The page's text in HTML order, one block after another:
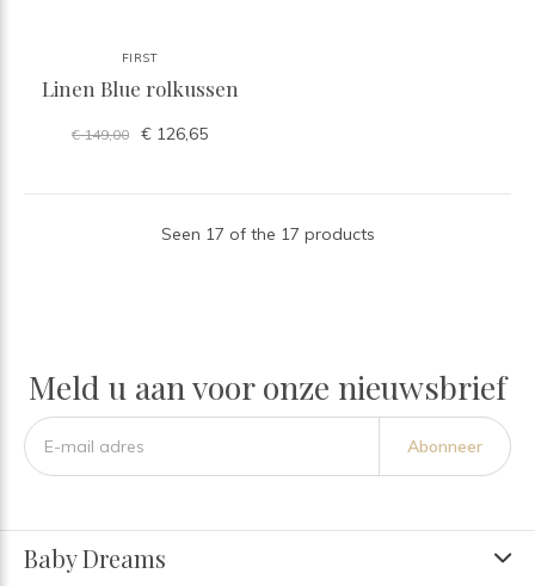
FIRST
Linen Blue rolkussen
€ 149,00 € 126,65
Seen 17 of the 17 products
Meld u aan voor onze nieuwsbrief
Abonneer
Baby Dreams